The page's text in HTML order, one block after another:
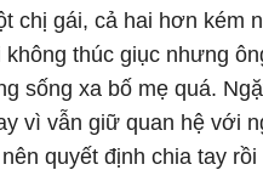
chị gái, cả hai hơn kém
không thúc giục nhưng
sống xa bố mẹ quá.
vì vẫn giữ quan hệ với
quyết định chia tay